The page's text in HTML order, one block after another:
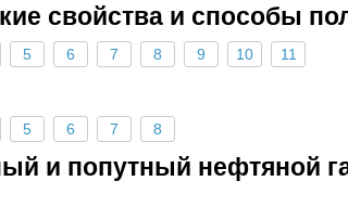
свойства и способы
5 6 7 8 9 10 11
5 6 7 8
и попутный нефтяной